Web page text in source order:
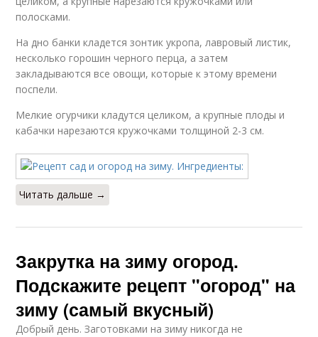
полосками.
На дно банки кладется зонтик укропа, лавровый листик,
несколько горошин черного перца, а затем
закладываются все овощи, которые к этому времени
поспели.
Мелкие огурчики кладутся целиком, а крупные плоды и
кабачки нарезаются кружочками толщиной 2-3 см.
Читать дальше →
Закрутка на зиму огород.
Подскажите рецепт "огород" на
зиму (самый вкусный)
Добрый день. Заготовками на зиму никогда не